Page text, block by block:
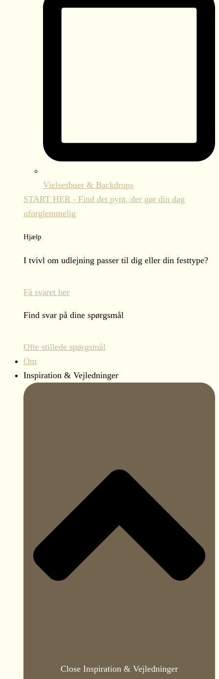
Vielsesbuer & Backdrops
START HER - Find det pynt, der gør din dag
uforglemmelig
Hjælp
I tvivl om udlejning passer til dig eller din festtype?
Få svaret her
Find svar på dine spørgsmål
Ofte stillede spørgsmål
Om
Inspiration & Vejledninger
Close Inspiration & Vejledninger